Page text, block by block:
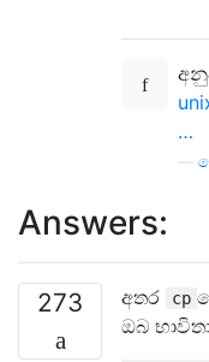
…
Answers:
273 අතර cp
ඔබ